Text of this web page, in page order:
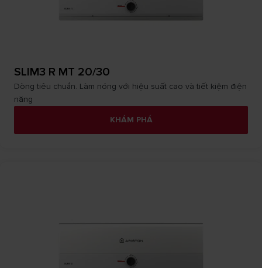
SLIM3 R MT 20/30
Dòng tiêu chuẩn. Làm nóng với hiệu suất cao và tiết kiệm điện
năng
KHÁM PHÁ